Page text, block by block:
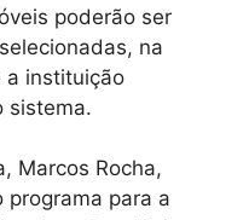
poderão ser
na
a instituição
sistema.
Marcos Rocha,
para a